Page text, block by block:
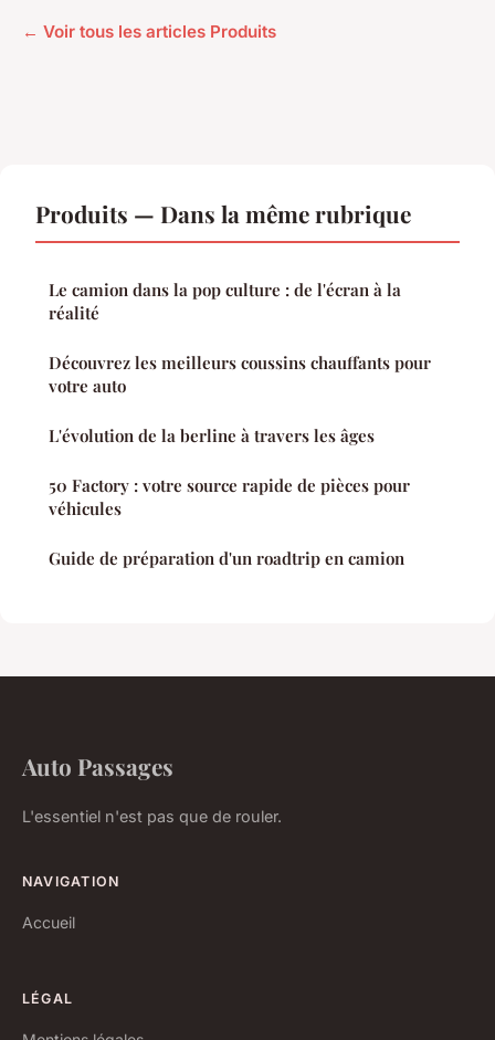
← Voir tous les articles Produits
Produits — Dans la même rubrique
Le camion dans la pop culture : de l'écran à la
réalité
Découvrez les meilleurs coussins chauffants pour
votre auto
L'évolution de la berline à travers les âges
50 Factory : votre source rapide de pièces pour
véhicules
Guide de préparation d'un roadtrip en camion
Auto Passages
L'essentiel n'est pas que de rouler.
NAVIGATION
Accueil
LÉGAL